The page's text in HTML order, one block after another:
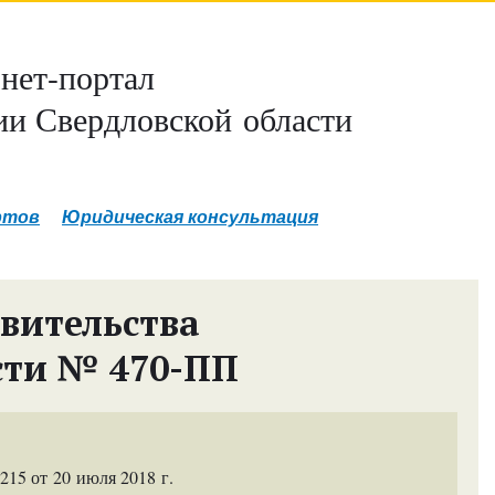
портал
Свердловской области
Юридическая консультация
№ 470-ПП
от 20 июля 2018 г.